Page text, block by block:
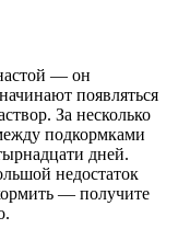
— он
появляться
За несколько
подкормками
дней.
недостаток
— получите